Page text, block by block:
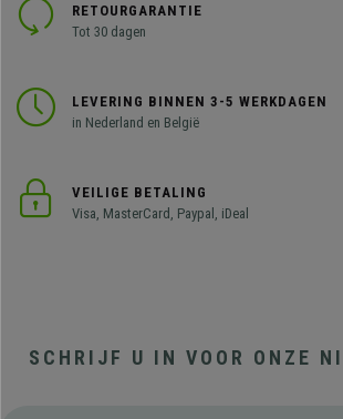
RETOURGARANTIE
Tot 30 dagen
LEVERING BINNEN 3-5 WERKDAGEN
in Nederland en België
VEILIGE BETALING
Visa, MasterCard, Paypal, iDeal
SCHRIJF U IN VOOR ONZE